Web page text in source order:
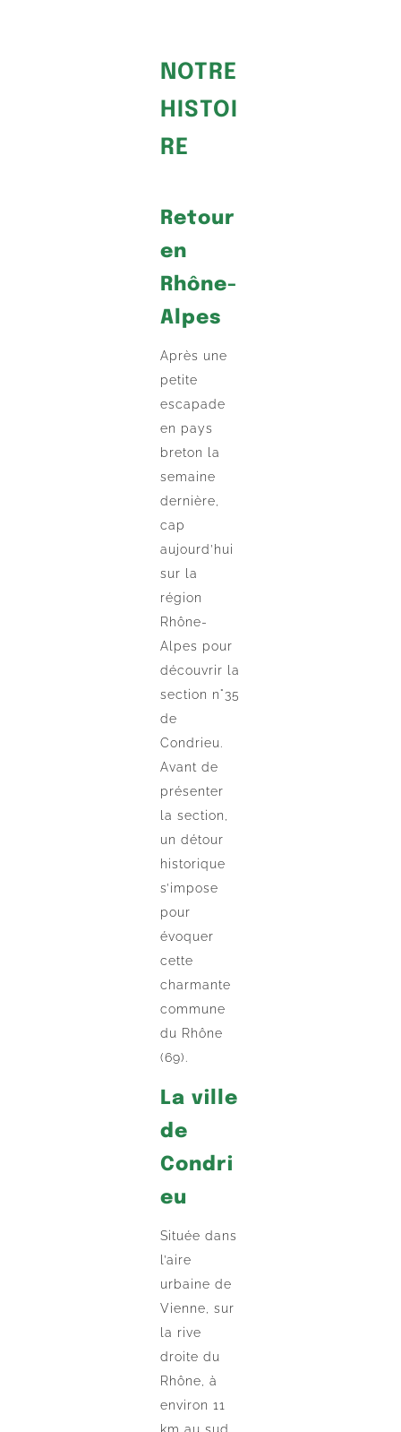
NOTRE
HISTOI
RE
Retour
en
Rhône-
Alpes
Après une
petite
escapade
en pays
breton la
semaine
dernière,
cap
aujourd’hui
sur la
région
Rhône-
Alpes pour
découvrir la
section n°35
de
Condrieu.
Avant de
présenter
la section,
un détour
historique
s’impose
pour
évoquer
cette
charmante
commune
du Rhône
(69).
La ville
de
Condri
eu
Située dans
l’aire
urbaine de
Vienne, sur
la rive
droite du
Rhône, à
environ 11